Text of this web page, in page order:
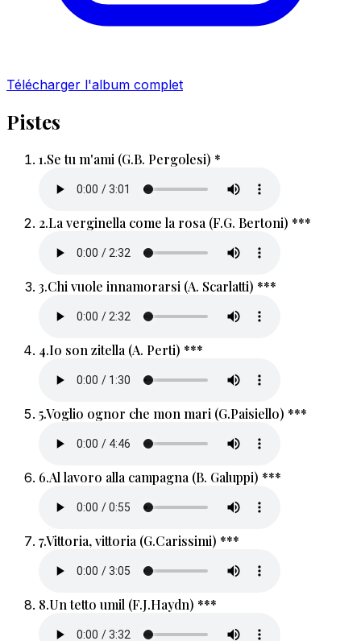
Télécharger l'album complet
Pistes
1.Se tu m'ami (G.B. Pergolesi) *
2.La verginella come la rosa (F.G. Bertoni) ***
3.Chi vuole innamorarsi (A. Scarlatti) ***
4.Io son zitella (A. Perti) ***
5.Voglio ognor che mon mari (G.Paisiello) ***
6.Al lavoro alla campagna (B. Galuppi) ***
7.Vittoria, vittoria (G.Carissimi) ***
8.Un tetto umil (F.J.Haydn) ***